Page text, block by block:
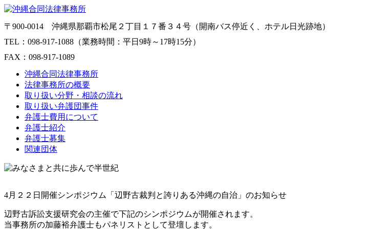
〒900-0014 沖縄県那覇市松尾２丁目１７番３４号（開南バス停近く、ホテル日光跡地）
TEL：098-917-1088（業務時間：平日9時～17時15分）
FAX：098-917-1089
沖縄合同法律事務所
法律事務所の概要
取り扱い分野・相談の流れ
取り扱い弁護団事件
弁護士費用について
弁護士紹介
弁護士募集
関連団体
4月２２日開催シンポジウム「辺野古裁判と誇りある沖縄の自治」のお知らせ
辺野古訴訟支援研究会の主催で下記のシンポジウムが開催されます。
当事務所の加藤裕弁護士もパネリストとして登壇します。